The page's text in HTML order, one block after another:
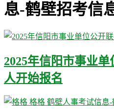
息-鹤壁招考信
2025年信阳市事业
人开始报名
格格 鹤壁人事考试信息